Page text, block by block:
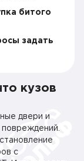
битого
задать
кузов
двери и
с